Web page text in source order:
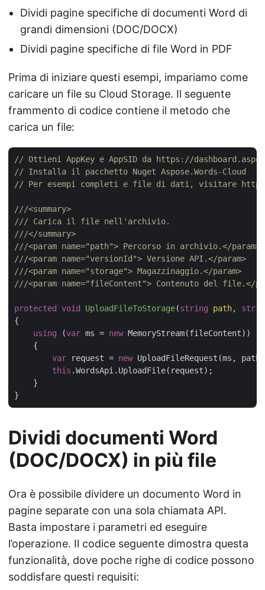
Dividi pagine specifiche di documenti Word di
grandi dimensioni (DOC/DOCX)
Dividi pagine specifiche di file Word in PDF
Prima di iniziare questi esempi, impariamo come
caricare un file su Cloud Storage. Il seguente
frammento di codice contiene il metodo che
carica un file:
// Ottieni AppKey e AppSID da https://
// Installa il pacchetto Nuget Aspose.Words-Cloud
// Per esempi completi e file di dati, visitare https://
///<summary>
/// Carica il file nell'archivio.
///</summary>
///<param name="path"> Percorso in archivio.</param>
///<param name="versionId"> Versione API.</param>
///<param name="storage"> Magazzinaggio.</param>
///<param name="fileContent"> Contenuto del file.</
protected void UploadFileToStorage(string path,
{
using (var ms = new MemoryStream(fileContent))
    {
var request = new UploadFileRequest(ms,
this .WordsApi.UploadFile(request);
    }
Dividi documenti Word
(DOC/DOCX) in più file
Ora è possibile dividere un documento Word in
pagine separate con una sola chiamata API.
Basta impostare i parametri ed eseguire
l’operazione. Il codice seguente dimostra questa
funzionalità, dove poche righe di codice possono
soddisfare questi requisiti: